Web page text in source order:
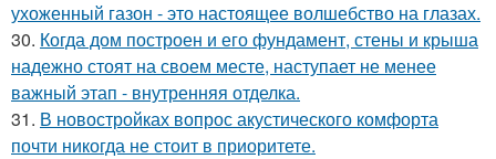
ухоженный газон - это настоящее волшебство на глазах.
30. Когда дом построен и его фундамент, стены и крыша
надежно стоят на своем месте, наступает не менее
важный этап - внутренняя отделка.
31. В новостройках вопрос акустического комфорта
почти никогда не стоит в приоритете.